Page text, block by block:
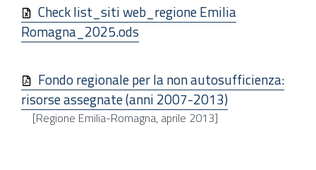
Check list_siti web_regione Emilia
Romagna_2025.ods
Fondo regionale per la non autosufficienza:
risorse assegnate (anni 2007-2013)
[Regione Emilia-Romagna, aprile 2013]